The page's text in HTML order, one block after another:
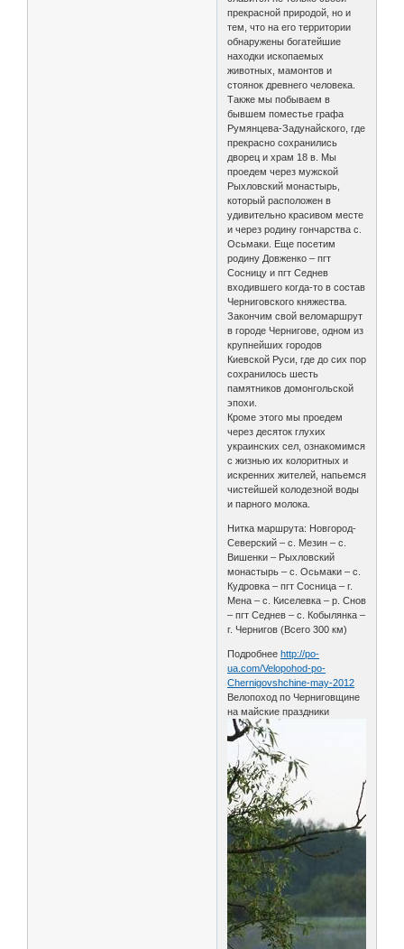
прекрасной природой, но и
тем, что на его территории
обнаружены богатейшие
находки ископаемых
животных, мамонтов и
стоянок древнего человека.
Также мы побываем в
бывшем поместье графа
Румянцева-Задунайского, где
прекрасно сохранились
дворец и храм 18 в. Мы
проедем через мужской
Рыхловский монастырь,
который расположен в
удивительно красивом месте
и через родину гончарства с.
Осьмаки. Еще посетим
родину Довженко – пгт
Сосницу и пгт Седнев
входившего когда-то в состав
Черниговского княжества.
Закончим свой веломаршрут
в городе Чернигове, одном из
крупнейших городов
Киевской Руси, где до сих пор
сохранилось шесть
памятников домонгольской
эпохи.
Кроме этого мы проедем
через десяток глухих
украинских сел, ознакомимся
с жизнью их колоритных и
искренних жителей, напьемся
чистейшей колодезной воды
и парного молока.
Нитка маршрута: Новгород-
Северский – с. Мезин – с.
Вишенки – Рыхловский
монастырь – с. Осьмаки – с.
Кудровка – пгт Сосница – г.
Мена – с. Киселевка – р. Снов
– пгт Седнев – с. Кобылянка –
г. Чернигов (Всего 300 км)
Подробнее http://po-
ua.com/Velopohod-po-
Chernigovshchine-may-2012
Велопоход по Черниговщине
на майские праздники